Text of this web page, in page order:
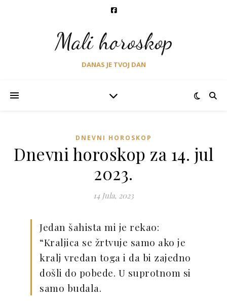
Mali horoskop
DANAS JE TVOJ DAN
DNEVNI HOROSKOP
Dnevni horoskop za 14. jul
2023.
14 Jula, 2023
Jedan šahista mi je rekao:
“Kraljica se žrtvuje samo ako je
kralj vredan toga i da bi zajedno
došli do pobede. U suprotnom si
samo budala.